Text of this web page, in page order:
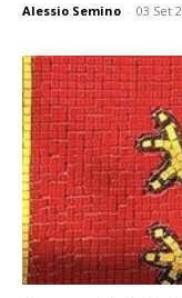
Alessio Semino - 03 Set